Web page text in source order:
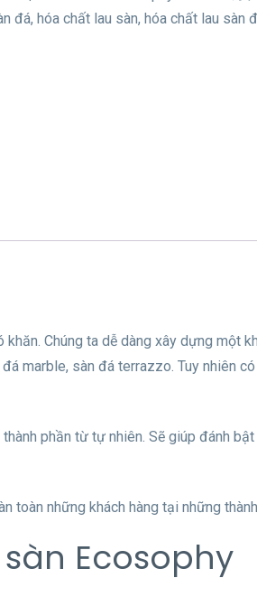
đá, hóa chất lau sàn, hóa chất lau sàn
Chúng ta dễ dàng xây dựng một
marble, sàn đá terrazzo. Tuy nhiên
phần từ tự nhiên. Sẽ giúp đánh
toàn những khách hàng tại những
Ecosophy